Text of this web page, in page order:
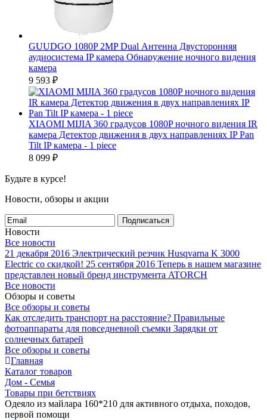
GUUDGO 1080P 2MP Dual Антенна Двусторонняя
аудиосистема IP камера Обнаружение ночного видения
камера
9 593 ₽
XIAOMI MIJIA 360 градусов 1080P ночного видения IR
камера Детектор движения в двух направлениях IP Pan
Tilt IP камера - 1 piece
8 099 ₽
Будьте в курсе!
Новости, обзоры и акции
Подписаться
Новости
Все новости
21 декабря 2016 Электрический резчик Husqvarna K 3000
Electric со скидкой! 25 сентября 2016 Теперь в нашем магазине
представлен новый бренд инструмента ATORCH
Все новости
Обзоры и советы
Все обзоры и советы
Как отследить транспорт на расстояние? Правильные
фотоаппараты для повседневной съемки Зарядки от
солнечных батарей
Все обзоры и советы
Главная
Каталог товаров
Дом - Семья
Товары при бетствиях
Одеяло из майлара 160*210 для активного отдыха, походов,
первой помощи